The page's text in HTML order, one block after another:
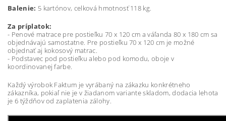
Balenie: 5 kartónov, celková hmotnosť 118 kg.
Za príplatok:
- Penové matrace pre postieľku 70 x 120 cm a váľanda 80 x 180 cm sa
objednávajú samostatne. Pre postieľku 70 x 120 cm je možné
objednať aj kokosový matrac.
- Podstavec pod postieľku alebo pod komodu, oboje v
koordinovanej farbe.
Každý výrobok Faktum je vyrábaný na zákazku konkrétneho
zákazníka, pokiaľ nie je v žiadanom variante skladom, dodacia lehota
je 6 týždňov od zaplatenia zálohy.